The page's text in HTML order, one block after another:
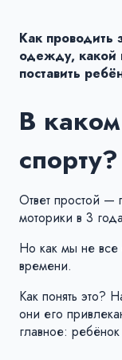
Как проводить
одежду, какой
поставить
В
спорту?
Ответ простой —
моторики в 3
Но как мы не все
времени.
Как понять это?
они его
главное: